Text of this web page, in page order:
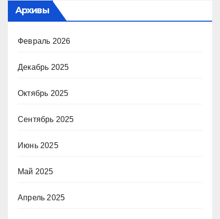
Архивы
Февраль 2026
Декабрь 2025
Октябрь 2025
Сентябрь 2025
Июнь 2025
Май 2025
Апрель 2025